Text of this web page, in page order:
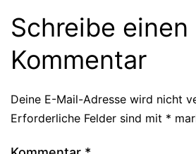
Schreibe einen
Kommentar
Deine E-Mail-Adresse wird nicht
Erforderliche Felder sind mit *